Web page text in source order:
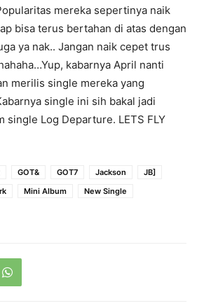
mereka sepertinya naik
bisa terus bertahan di atas dengan
ya nak.. Jangan naik cepet trus
kabarnya April nanti
merilis single mereka yang
single ini sih bakal jadi
single Log Departure. LETS FLY
GOT& GOT7 Jackson
JB]
Mini Album
New Single